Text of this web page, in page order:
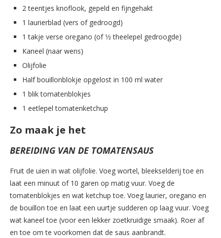
2 teentjes knoflook, gepeld en fijngehakt
1 laurierblad (vers of gedroogd)
1 takje verse oregano (of 1⁄2 theelepel gedroogde)
Kaneel (naar wens)
Olijfolie
Half bouillonblokje opgelost in 100 ml water
1 blik tomatenblokjes
1 eetlepel tomatenketchup
Zo maak je het
BEREIDING VAN DE TOMATENSAUS
Fruit de uien in wat olijfolie. Voeg wortel, bleekselderij toe en
laat een minuut of 10 garen op matig vuur. Voeg de
tomatenblokjes en wat ketchup toe. Voeg laurier, oregano en
de bouillon toe en laat een uurtje sudderen op laag vuur. Voeg
wat kaneel toe (voor een lekker zoetkruidige smaak). Roer af
en toe om te voorkomen dat de saus aanbrandt.